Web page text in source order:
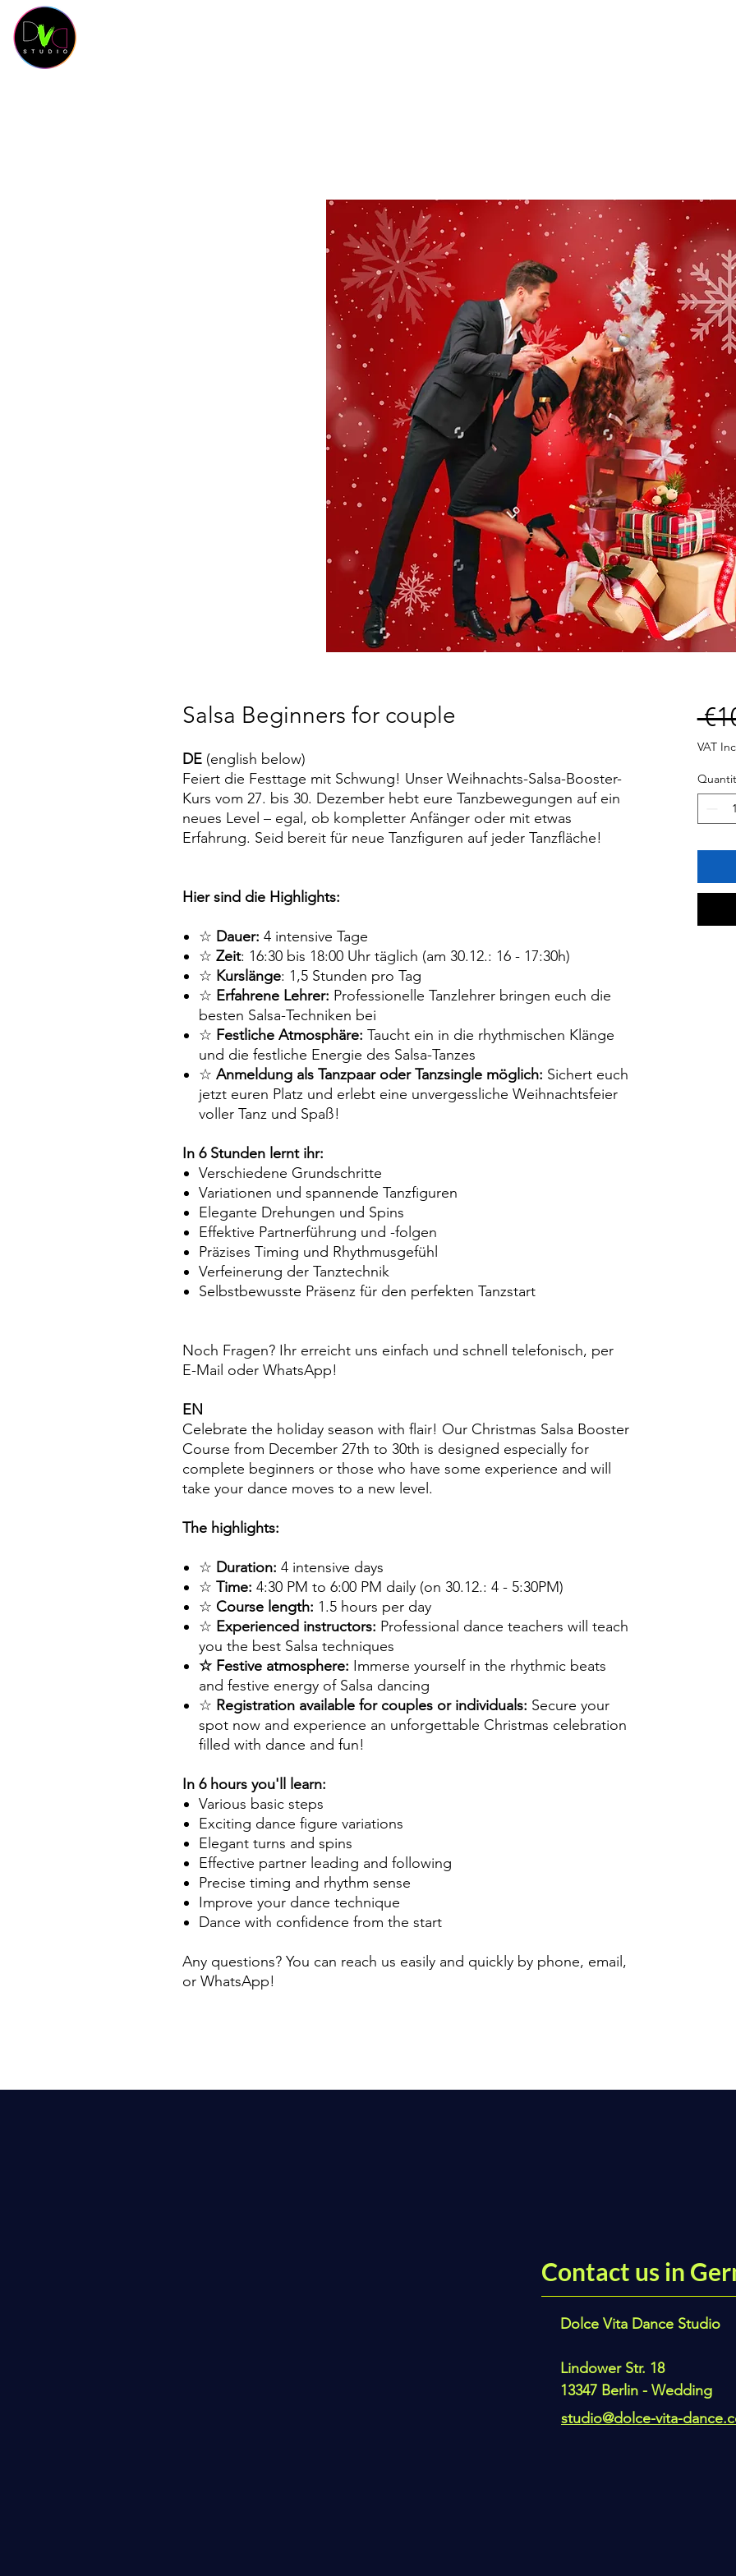
Salsa Beginners for couple
DE (english below)
Feiert die Festtage mit Schwung! Unser Weihnachts-Salsa-Booster-
Kurs vom 27. bis 30. Dezember hebt eure Tanzbewegungen auf ein
neues Level – egal, ob kompletter Anfänger oder mit etwas
Erfahrung. Seid bereit für neue Tanzfiguren auf jeder Tanzfläche!
Hier sind die Highlights:
☆ Dauer: 4 intensive Tage
☆ Zeit: 16:30 bis 18:00 Uhr täglich (am 30.12.: 16 - 17:30h)
☆ Kurslänge: 1,5 Stunden pro Tag
☆ Erfahrene Lehrer: Professionelle Tanzlehrer bringen euch die
besten Salsa-Techniken bei
☆ Festliche Atmosphäre: Taucht ein in die rhythmischen Klänge
und die festliche Energie des Salsa-Tanzes
☆ Anmeldung als Tanzpaar oder Tanzsingle möglich: Sichert euch
jetzt euren Platz und erlebt eine unvergessliche Weihnachtsfeier
voller Tanz und Spaß!
In 6 Stunden lernt ihr:
Verschiedene Grundschritte
Variationen und spannende Tanzfiguren
Elegante Drehungen und Spins
Effektive Partnerführung und -folgen
Präzises Timing und Rhythmusgefühl
Verfeinerung der Tanztechnik
Selbstbewusste Präsenz für den perfekten Tanzstart
Noch Fragen? Ihr erreicht uns einfach und schnell telefonisch, per
E-Mail oder WhatsApp!
EN
Celebrate the holiday season with flair! Our Christmas Salsa Booster
Course from December 27th to 30th is designed especially for
complete beginners or those who have some experience and will
take your dance moves to a new level.
The highlights:
☆ Duration: 4 intensive days
☆ Time: 4:30 PM to 6:00 PM daily (on 30.12.: 4 - 5:30PM)
☆ Course length: 1.5 hours per day
☆ Experienced instructors: Professional dance teachers will teach
you the best Salsa techniques
☆ Festive atmosphere: Immerse yourself in the rhythmic beats
and festive energy of Salsa dancing
☆ Registration available for couples or individuals: Secure your
spot now and experience an unforgettable Christmas celebration
filled with dance and fun!
In 6 hours you'll learn:
Various basic steps
Exciting dance figure variations
Elegant turns and spins
Effective partner leading and following
Precise timing and rhythm sense
Improve your dance technique
Dance with confidence from the start
Any questions? You can reach us easily and quickly by phone, email,
or WhatsApp!
VAT
Contact us in
Dolce Vita Dance Studio
Lindower Str. 18
13347 Berlin - Wedding
studio@dolce-vita-